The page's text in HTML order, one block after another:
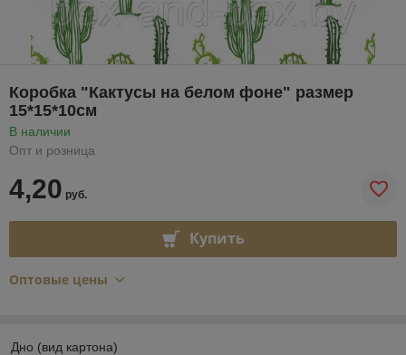
Коробка "Кактусы на белом фоне" размер
15*15*10см
В наличии
Опт и розница
4,20 руб.
Купить
Оптовые цены
Дно (вид картона)